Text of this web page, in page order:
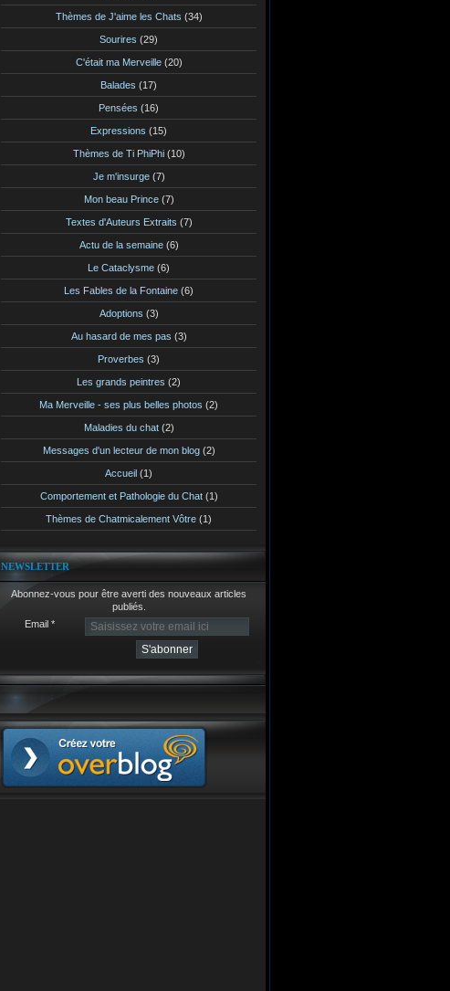
Thèmes de J'aime les Chats (34)
Sourires (29)
C'était ma Merveille(20)
Balades (17)
Pensées (16)
Expressions (15)
Thèmes de Ti PhiPhi(10)
Je m'insurge(7)
Mon beau Prince(7)
Textes d'Auteurs Extraits (7)
Actu de la semaine(6)
Le Cataclysme (6)
Les Fables de la Fontaine (6)
Adoptions (3)
Au hasard de mes pas (3)
Proverbes (3)
Les grands peintres (2)
Ma Merveille - ses plus belles photos (2)
Maladies du chat(2)
Messages d'un lecteur de mon blog(2)
Accueil (1)
Comportement et Pathologie du Chat(1)
Thèmes de Chatmicalement Vôtre (1)
NEWSLETTER
Abonnez-vous pour être averti des nouveaux articles
publiés.
Email